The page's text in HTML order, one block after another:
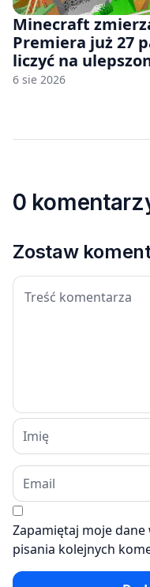
Minecraft
Premiera już 27
liczyć na
6 sie 2026
0
Zostaw
Zapamiętaj moje
pisania kolejnych